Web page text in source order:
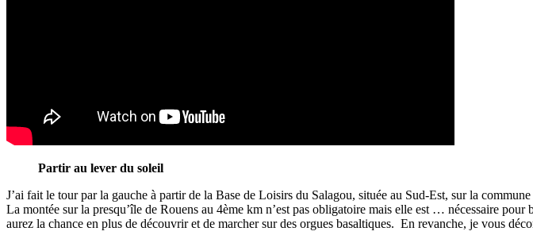
Partir au lever du soleil
J’ai fait le tour par la gauche à partir de la Base de Loisirs du Salagou, située au Sud-Est, sur la
La montée sur la presqu’île de Rouens au 4ème km n’est pas obligatoire mais elle est … nécessaire
aurez la chance en plus de découvrir et de marcher sur des orgues basaltiques. En revanche, je vous